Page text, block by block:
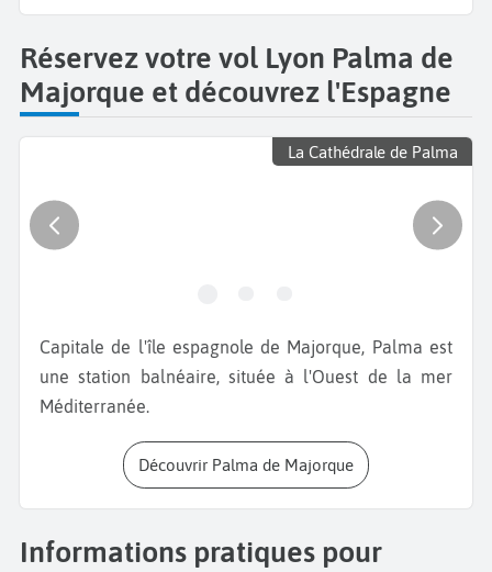
Réservez votre vol Lyon Palma de
Majorque et découvrez l'Espagne
La Cathédrale de Palma
Capitale de l'île espagnole de Majorque, Palma est
une station balnéaire, située à l'Ouest de la mer
Méditerranée.
Découvrir Palma de Majorque
Informations pratiques pour